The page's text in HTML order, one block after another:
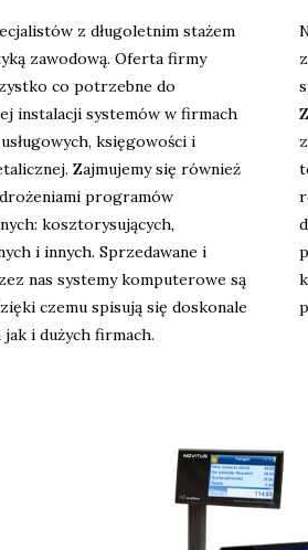
z długoletnim stażem
zawodową. Oferta firmy
co potrzebne do
instalacji systemów w firmach
księgowości i
Zajmujemy się również
programów
kosztorysujących,
i innych. Sprzedawane i
nas systemy komputerowe są
czemu spisują się doskonale
jak i dużych firmach.